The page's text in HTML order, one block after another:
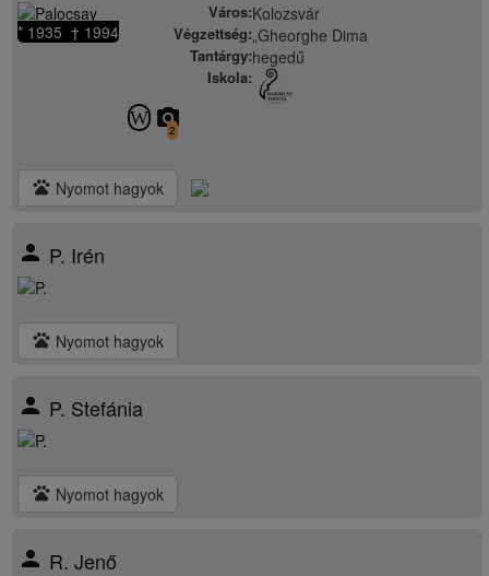
* 1935 † 1994
Város:Kolozsvár
Végzettség:„Gheorghe Dima
Tantárgy:hegedű
Iskola:
W camera_alt
2
pets Nyomot hagyok
person P. Irén
pets Nyomot hagyok
person P. Stefánia
pets Nyomot hagyok
person R. Jenő